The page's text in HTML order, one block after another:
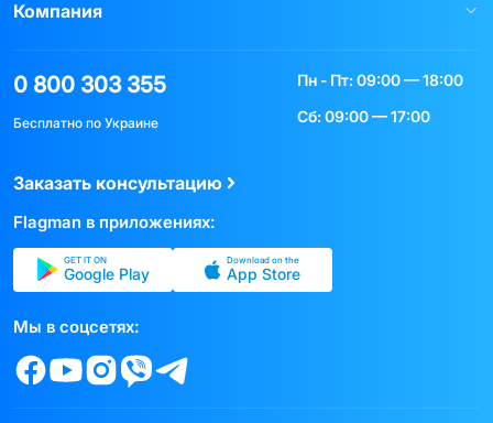
Компания
0 800 303 355
Бесплатно по Украине
Пн - Пт: 09:00 — 18:00
Сб: 09:00 — 17:00
Заказать консультацию
Flagman в приложениях:
GET IT ON
Google Play
Download on the
App Store
Мы в соцсетях: